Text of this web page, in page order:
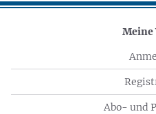
Meine
Abo- und